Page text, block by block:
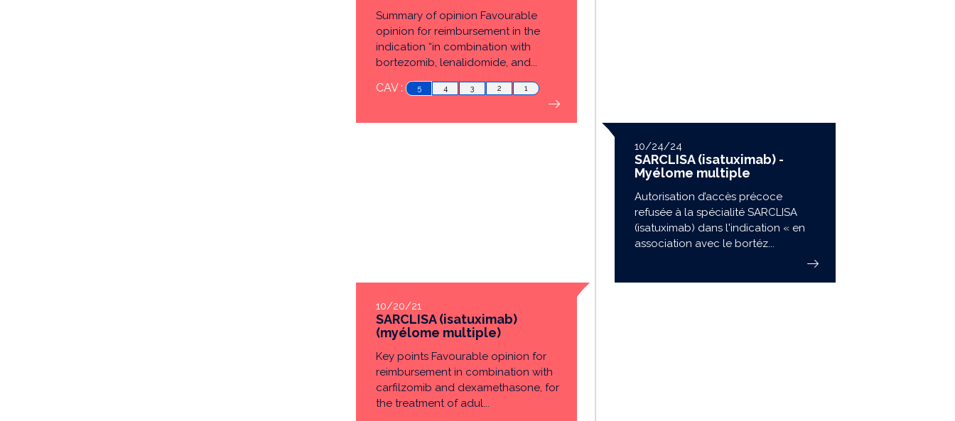
Summary of opinion Favourable
opinion for reimbursement in the
indication “in combination with
bortezomib, lenalidomide, and...
CAV : 5 4 3 2 1
10/24/24
SARCLISA (isatuximab) -
Myélome multiple
Autorisation d’accès précoce
refusée à la spécialité SARCLISA
(isatuximab) dans l'indication « en
association avec le bortéz...
10/20/21
SARCLISA (isatuximab)
(myélome multiple)
Key points Favourable opinion for
reimbursement in combination with
carfilzomib and dexamethasone, for
the treatment of adul...